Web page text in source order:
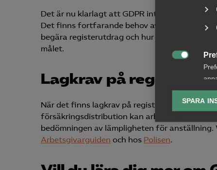

SPARA
Det är nu klarlagt att GDPR inte omfattar
Det finns fortfarande behov av
begära registerutdrag och hur sådana
målet.
Lagkrav på
När det finns lagkrav på registerkontroll i
försäkringsdistribution kan arbetsgivaren
bedömningen av lämpligheten för
Arbetsgivarguiden och hos Polisen.